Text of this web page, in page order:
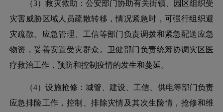
（3）救灾救助：公安部门协助有关街镇、园区组织受
灾害威胁区域人员疏散转移，情况紧急时，可强行组织避
灾疏散。应急管理、工信等部门负责调拨和紧急配送应急
物资，妥善安置受灾群众。卫健部门负责统筹协调灾区医
疗救治工作，预防和控制疫情的发生和蔓延。
（4）设施抢修：城管、建设、工信、供电等部门负责
应急排险工作，控制、排除灾情及其次生险情，抢修和维